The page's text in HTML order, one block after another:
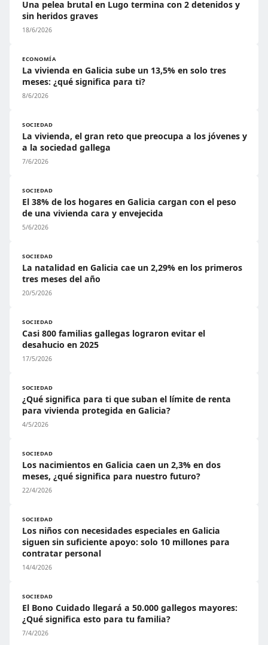
Una pelea brutal en Lugo termina con 2 detenidos y
sin heridos graves
18/6/2026
ECONOMÍA
La vivienda en Galicia sube un 13,5% en solo tres
meses: ¿qué significa para ti?
8/6/2026
SOCIEDAD
La vivienda, el gran reto que preocupa a los jóvenes y
a la sociedad gallega
7/6/2026
SOCIEDAD
El 38% de los hogares en Galicia cargan con el peso
de una vivienda cara y envejecida
5/6/2026
SOCIEDAD
La natalidad en Galicia cae un 2,29% en los primeros
tres meses del año
20/5/2026
SOCIEDAD
Casi 800 familias gallegas lograron evitar el
desahucio en 2025
17/5/2026
SOCIEDAD
¿Qué significa para ti que suban el límite de renta
para vivienda protegida en Galicia?
4/5/2026
SOCIEDAD
Los nacimientos en Galicia caen un 2,3% en dos
meses, ¿qué significa para nuestro futuro?
22/4/2026
SOCIEDAD
Los niños con necesidades especiales en Galicia
siguen sin suficiente apoyo: solo 10 millones para
contratar personal
14/4/2026
SOCIEDAD
El Bono Cuidado llegará a 50.000 gallegos mayores:
¿Qué significa esto para tu familia?
7/4/2026